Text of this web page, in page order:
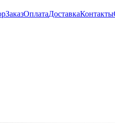
ЗаказОплатаДоставкаКонтакты